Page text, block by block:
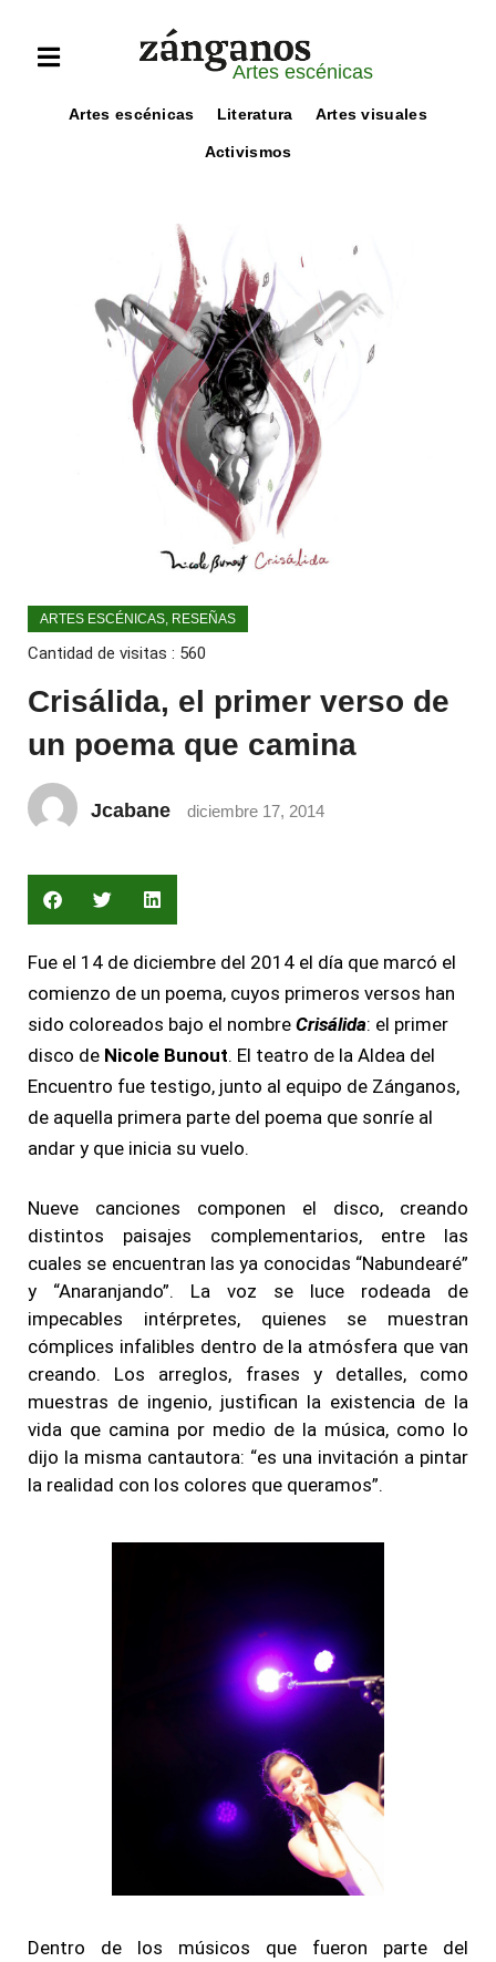
Artes escénicas
Artes escénicas Literatura Artes visuales
Activismos
ARTES ESCÉNICAS RESEÑAS
Cantidad de visitas : 560
Crisálida, el primer verso de
un poema que camina
Jcabane diciembre 17, 2014
Fue el 14 de diciembre del 2014 el día que marcó el
comienzo de un poema, cuyos primeros versos han
sido coloreados bajo el nombre Crisálida: el primer
disco de Nicole Bunout. El teatro de la Aldea del
Encuentro fue testigo, junto al equipo de Zánganos,
de aquella primera parte del poema que sonríe al
andar y que inicia su vuelo.
Nueve canciones componen el disco, creando
distintos paisajes complementarios, entre las
cuales se encuentran las ya conocidas “Nabundearé”
y “Anaranjando”. La voz se luce rodeada de
impecables intérpretes, quienes se muestran
cómplices infalibles dentro de la atmósfera que van
creando. Los arreglos, frases y detalles, como
muestras de ingenio, justifican la existencia de la
vida que camina por medio de la música, como lo
dijo la misma cantautora: “es una invitación a pintar
la realidad con los colores que queramos”.
Dentro de los músicos que fueron parte del